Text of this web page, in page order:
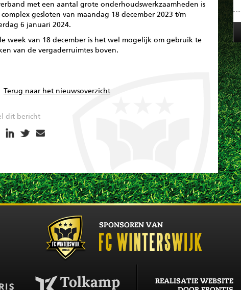
met een aantal grote onderhoudswerkzaamheden is
complex gesloten van maandag 18 december 2023 t/m
6 januari 2024.
week van 18 december is het wel mogelijk om gebruik te
van de vergaderruimtes boven.
Terug naar het nieuwsoverzicht
dit bericht